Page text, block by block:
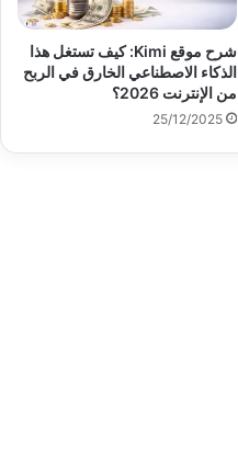
شرح موقع Kimi: كيف تستغل هذا
الذكاء الاصطناعي الخارق في الربح
من الإنترنت 2026؟
25/12/2025